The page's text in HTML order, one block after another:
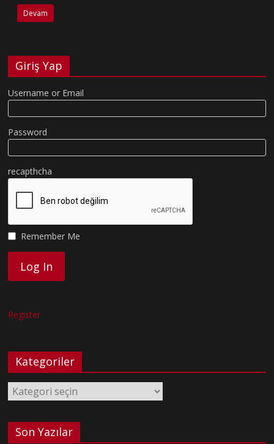
Devam
Giriş Yap
Username or Email
Password
recapthcha
Remember Me
Register
Kategoriler
Kategoriler
Son Yazılar